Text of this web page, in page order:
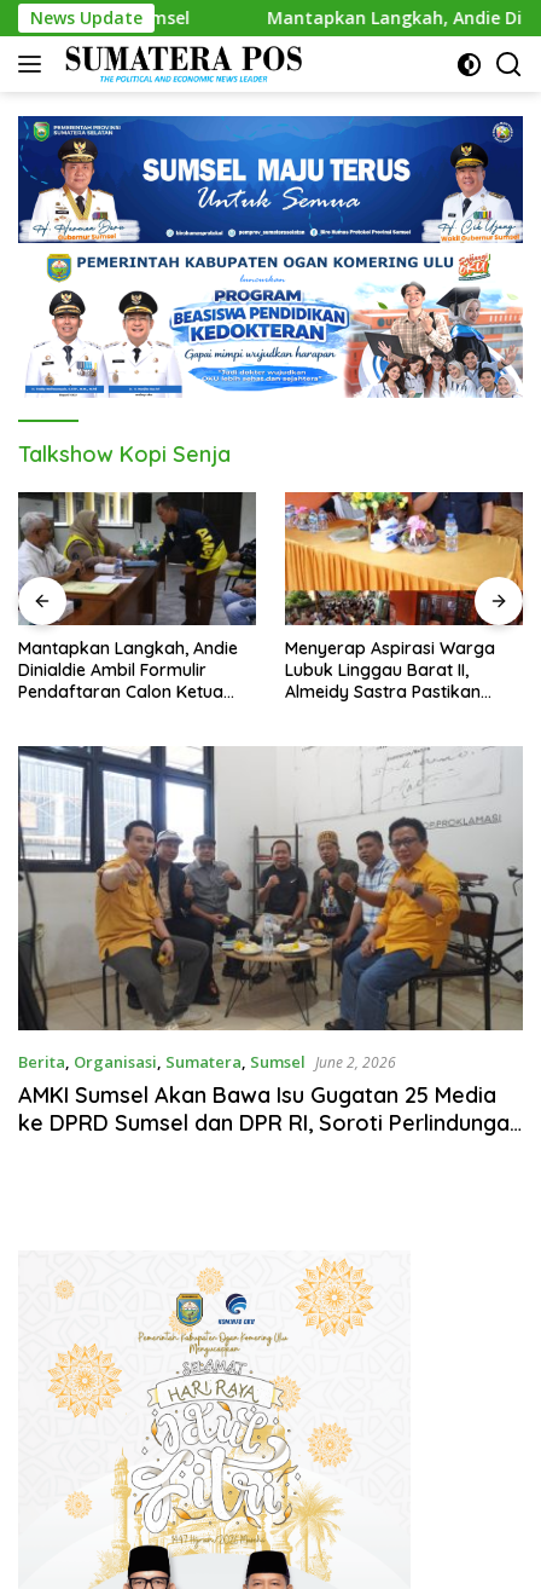
Skip
to
content
News Update
Sumsel Mantapkan Langkah, Andie Dinialdie
Talkshow Kopi Senja
Mantapkan Langkah, Andie
Dinialdie Ambil Formulir
Pendaftaran Calon Ketua
Menyerap Aspirasi Warga
Lubuk Linggau Barat II,
Almeidy Sastra Pastikan
Berita, Organisasi, Sumatera, Sumsel June 2, 2026
AMKI Sumsel Akan Bawa Isu Gugatan 25 Media
ke DPRD Sumsel dan DPR RI, Soroti Perlindungan